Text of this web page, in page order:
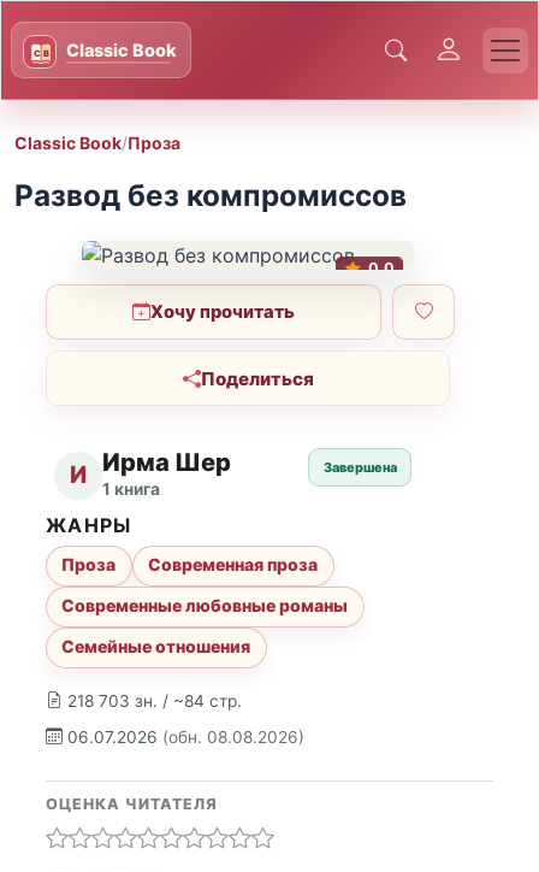
Classic Book/Проза
Развод без компромиссов
0.0
Хочу прочитать
Поделиться
И Ирма Шер
1 книга
Завершена
218 703 зн. / ~84 стр.
06.07.2026 (обн. 08.08.2026)
ЖАНРЫ
Проза
Современная проза
Современные любовные романы
Семейные отношения
ОЦЕНКА ЧИТАТЕЛЯ